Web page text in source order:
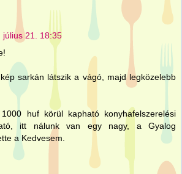
július 21. 18:35
sarkán látszik a vágó, majd legközelebb
huf körül kapható konyhafelszerelési
itt nálunk van egy nagy, a Gyalog
a Kedvesem.